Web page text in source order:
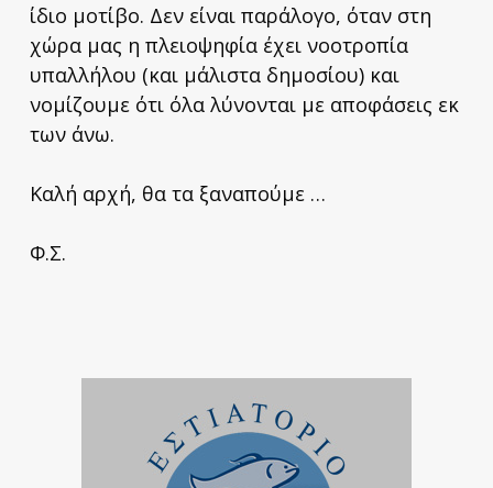
ίδιο μοτίβο. Δεν είναι παράλογο, όταν στη
χώρα μας η πλειοψηφία έχει νοοτροπία
υπαλλήλου (και μάλιστα δημοσίου) και
νομίζουμε ότι όλα λύνονται με αποφάσεις εκ
των άνω.
Καλή αρχή, θα τα ξαναπούμε …
Φ.Σ.